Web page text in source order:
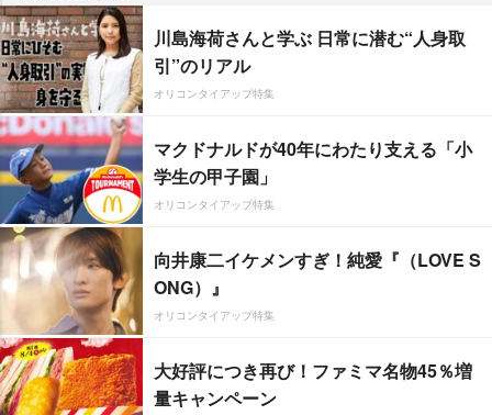
川島海荷さんと学ぶ 日常に潜む“人身取
引”のリアル
オリコンタイアップ特集
マクドナルドが40年にわたり支える「小
学生の甲子園」
オリコンタイアップ特集
向井康二イケメンすぎ！純愛『（LOVE S
ONG）』
オリコンタイアップ特集
大好評につき再び！ファミマ名物45％増
量キャンペーン